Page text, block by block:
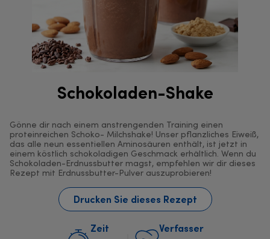
Schokoladen-Shake
Gönne dir nach einem anstrengenden Training einen
proteinreichen Schoko- Milchshake! Unser pflanzliches Eiweiß,
das alle neun essentiellen Aminosäuren enthält, ist jetzt in
einem köstlich schokoladigen Geschmack erhältlich. Wenn du
Schokoladen-Erdnussbutter magst, empfehlen wir dir dieses
Rezept mit Erdnussbutter-Pulver auszuprobieren!
Drucken Sie dieses Rezept
Zeit Verfasser